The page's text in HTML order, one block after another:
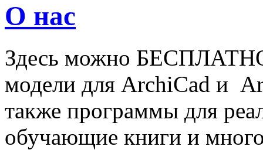
О нас
Здесь можно
модели для ArchiCad и
также программы для
обучающие книги и